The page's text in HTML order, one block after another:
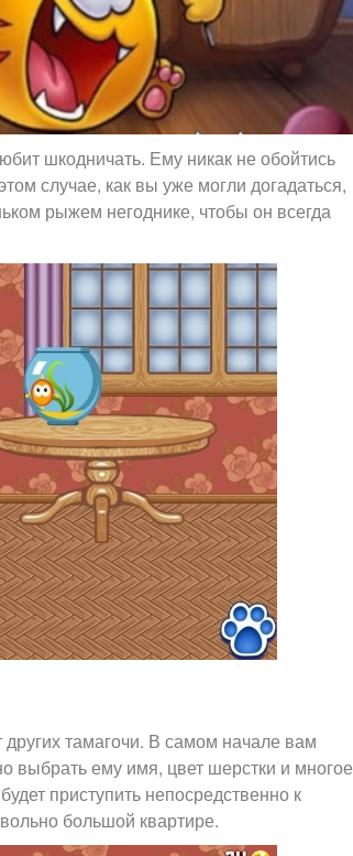
шкодничать. Ему никак не обойтись
случае, как вы уже могли догадаться,
рыжем негоднике, чтобы он всегда
тамагочи. В самом начале вам
выбрать ему имя, цвет шерстки и многое
приступить непосредственно к
большой квартире.